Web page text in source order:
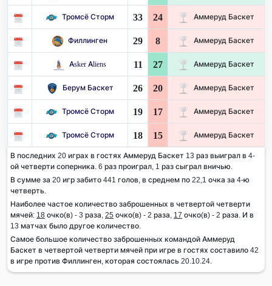
Тромсё Сторм 33 24 Аммеруд Баскет
Филлинген 29 8 Аммеруд Баскет
Asker Aliens 11 27 Аммеруд Баскет
Берум Баскет 26 20 Аммеруд Баскет
Тромсё Сторм 19 17 Аммеруд Баскет
Тромсё Сторм 18 15 Аммеруд Баскет
В последних 20 играх в гостях Аммеруд Баскет 13 раз выиграл в 4-
ой четверти соперника. 6 раз проиграл, 1 раз сыграл вничью.
В сумме за 20 игр забито 441 голов, в среднем по 22,1 очка за 4-ю
четверть.
Наиболее частое количество заброшенных в четвертой четверти
мячей: 18 очко(в) - 3 раза, 25 очко(в) - 2 раза, 17 очко(в) - 2 раза. И в
13 матчах было другое количество.
Самое большое количество заброшенных командой Аммеруд
Баскет в четвертой четверти мячей при игре в гостях составило 42
в игре против Филлинген, которая состоялась 20.10.24.